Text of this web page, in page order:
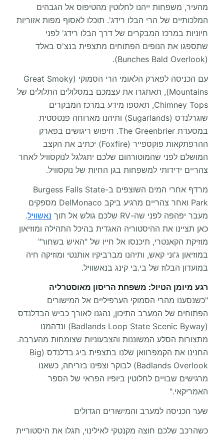
מהעיר, משפחות ייהנו לחלוטין מהטיפוס אל הגבהים
המלכותיים של הרי הבלו רידג'. תוכלו לאסוף מפות אזוריות
חיוניות במרכז המבקרים של דרך הבלו רידג' לפני
שתספגו את הנופים הפתוחים מתצפית בנצ'ס באלד
(Bunches Bald Overlook).
עם הכניסה לפארק הלאומי הרי הסמוקי (Great Smoky
Mountains), תאתגרו את עצמכם במסלולים התלולים של
Chimney Tops, תאספו מידע במרכז המבקרים
שוגרלנדס (Sugarlands) ותיהנו מארוחה פנטסטית
במסעדת The Greenbrier. חיפוש ריגושים בפארק
ההרפתקאות פוקספייר (Foxfire) יכתיב את הקצב
המושלם לפני שהמוטורהום שלכם יתגלגל לנוקסוויל לאחר
צהריים ידידותי למשפחות בגן החיות של נוקסוויל.
מרדף אחרי המים השוצפים ב-Burgess Falls State
Park ואחר צהריים מרגיע ביקב DelMonaco מספקים
מעבר יפהפה לפני שה-RV שלכם גולש אל תוך
נאשוויל.
כאן תציינו את ההיסטוריה האגדית בהיכל התהילה ומוזיאון
מוזיקת הקאנטרי, תיכנסו אל חייו של "האיש בשחור"
במוזיאון ג'וני קאש, ותיהנו מברביקיו אותנטי ומוזיקה חיה
במועדון הבלוז של בי.בי קינג בנאשוויל.
רגע מיומן הטיול: משפחת הריסון מאוסטרליה
"כשנסענו מהרי הסמוקי הערפיליים אל המישורים
הפתוחים של המערב התיכון, נהגנו לאורך כביש הבדלנדס
(Badlands Loop State Scenic Byway) ונדהמנו
מתצורות הסלע המשוננות והצבעוניות שצומחות מהערבה.
החנינו את הקמפרוואן שלנו בתצפית ביג בדלנדס (Big
Badlands Overlook) לבוקר וצפינו בזריחה, כשאנו
מרגישים שבויים לחלוטין ביופיו הפראי של הספר
האמריקאי."
שער הכניסה למערב והמישורים הגדולים
כשהרכב שלכם חוצה מקנטקי לאילינוי, תגלו את היסטוריית